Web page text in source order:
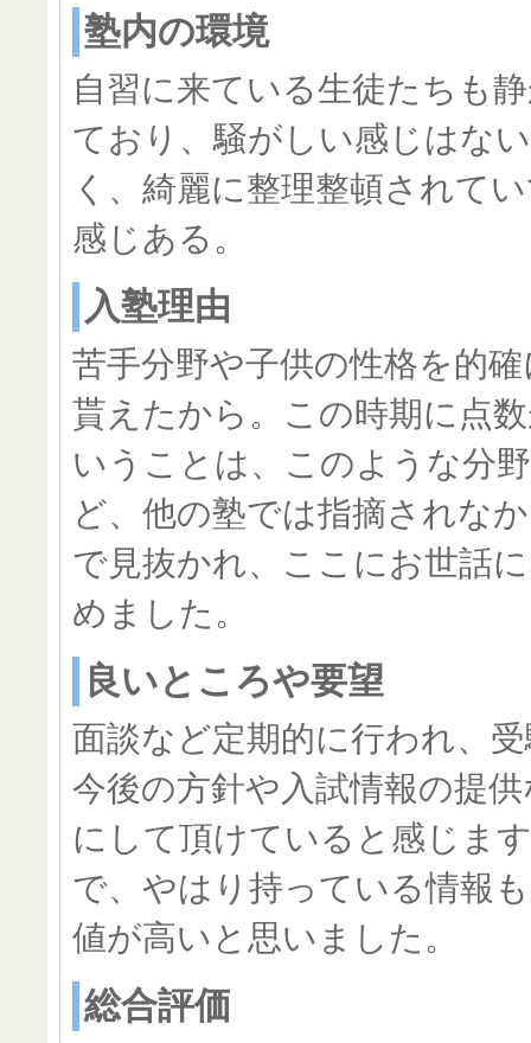
塾内の環境
自習に来ている生徒たちも
ており、騒がしい感じはな
く、綺麗に整理整頓されて
感じある。
入塾理由
苦手分野や子供の性格を的
貰えたから。この時期に点
いうことは、このような分
ど、他の塾では指摘されな
で見抜かれ、ここにお世話
めました。
良いところや要望
面談など定期的に行われ、
今後の方針や入試情報の提
にして頂けていると感じま
で、やはり持っている情報
値が高いと思いました。
総合評価